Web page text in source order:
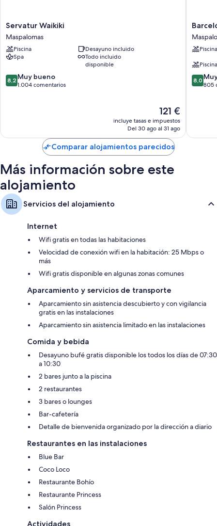
Servatur
Waikiki
Maspalomas
Servatur Waikiki
Maspalomas
Piscina
Desayuno incluido
Spa
Todo incluido
disponible
8.2
sobre
8,2 Muy bueno
1.004 comentarios
El
precio
actual
de
121 €
121 €
incluye tasas e impuestos
Del 30 ago al 31 ago
Barceló
Piscina
8.0
sobre
8,0
805
Comparar alojamientos parecidos
Más información sobre este
alojamiento
Servicios del alojamiento
Internet
Wifi gratis en todas las habitaciones
Velocidad de conexión wifi en la habitación: 25 Mbps o
más
Wifi gratis disponible en algunas zonas comunes
Aparcamiento y servicios de transporte
Aparcamiento sin asistencia descubierto y con vigilancia
gratis en las instalaciones
Aparcamiento sin asistencia limitado en las instalaciones
Comida y bebida
Desayuno bufé gratis disponible los todos los días de 07:30
a 10:30
2 bares junto a la piscina
2 restaurantes
3 bares o lounges
Bar-cafetería
Detalle de bienvenida organizado por la dirección a diario
Restaurantes en las instalaciones
Blue Bar
Coco Loco
Restaurante Bohío
Restaurante Princess
Salón Princess
Actividades